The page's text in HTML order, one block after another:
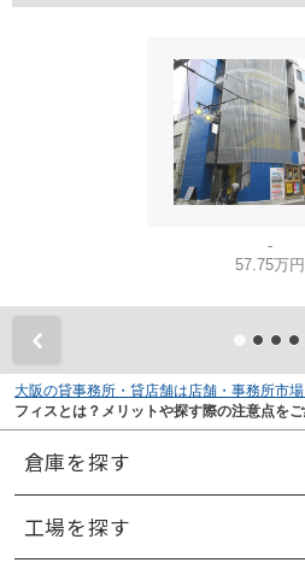
-
57.75万円
大阪の貸事務所・貸店舗は店舗・事務所市場
フィスとは？メリットや探す際の注意点をご
倉庫を探す
工場を探す